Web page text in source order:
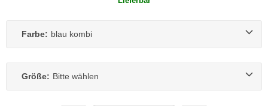
Farbe: blau kombi
Größe: Bitte wählen